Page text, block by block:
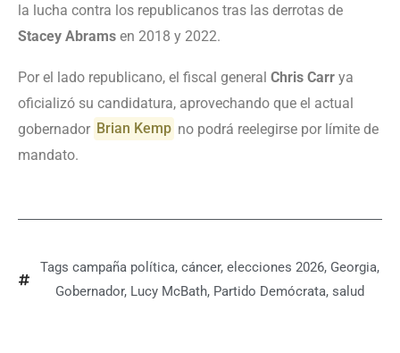
la lucha contra los republicanos tras las derrotas de
Stacey Abrams en 2018 y 2022.
Por el lado republicano, el fiscal general Chris Carr ya
oficializó su candidatura, aprovechando que el actual
gobernador Brian Kemp no podrá reelegirse por límite de
mandato.
Tags campaña política, cáncer, elecciones 2026, Georgia,
Gobernador, Lucy McBath, Partido Demócrata, salud